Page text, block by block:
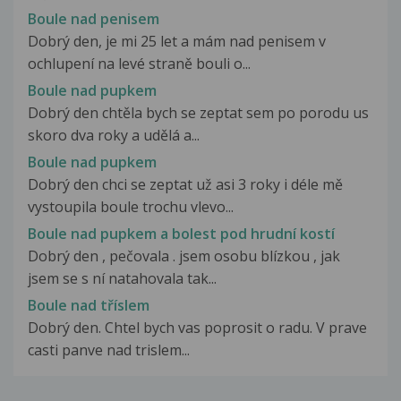
Boule nad penisem
Dobrý den, je mi 25 let a mám nad penisem v
ochlupení na levé straně bouli o...
Boule nad pupkem
Dobrý den chtěla bych se zeptat sem po porodu us
skoro dva roky a udělá a...
Boule nad pupkem
Dobrý den chci se zeptat už asi 3 roky i déle mě
vystoupila boule trochu vlevo...
Boule nad pupkem a bolest pod hrudní kostí
Dobrý den , pečovala . jsem osobu blízkou , jak
jsem se s ní natahovala tak...
Boule nad tříslem
Dobrý den. Chtel bych vas poprosit o radu. V prave
casti panve nad trislem...